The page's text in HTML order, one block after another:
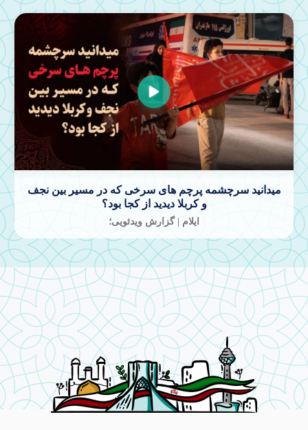
برافراشتن پرچم خونخواهی امام شهید در مرز مهران
ایلام | گزارش ویدئویی؛